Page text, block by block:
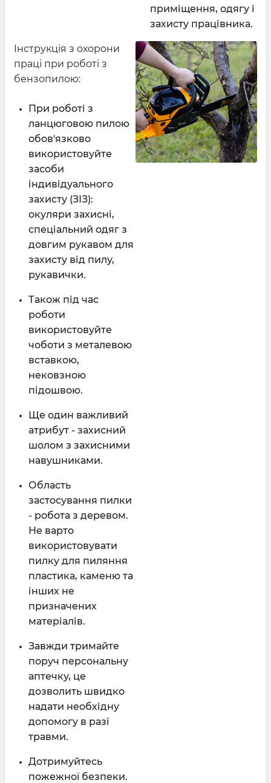
приміщення, одягу і
захисту працівника.
Інструкція з охорони
праці при роботі з
бензопилою:
При роботі з
ланцюговою пилою
обов'язково
використовуйте
засоби
індивідуального
захисту (ЗІЗ):
окуляри захисні,
спеціальний одяг з
довгим рукавом для
захисту від пилу,
рукавички.
Також під час
роботи
використовуйте
чоботи з металевою
вставкою,
нековзною
підошвою.
Ще один важливий
атрибут - захисний
шолом з захисними
навушниками.
Область
застосування пилки
- робота з деревом.
Не варто
використовувати
пилку для пиляння
пластика, каменю та
інших не
призначених
матеріалів.
Завжди тримайте
поруч персональну
аптечку, це
дозволить швидко
надати необхідну
допомогу в разі
травми.
Дотримуйтесь
пожежної безпеки.